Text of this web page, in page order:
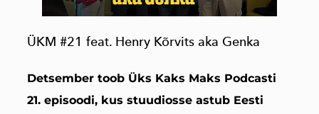
ÜKM #21 feat. Henry Kõrvits aka Genka
Detsember toob Üks Kaks Maks Podcasti
21. episoodi, kus stuudiosse astub Eesti